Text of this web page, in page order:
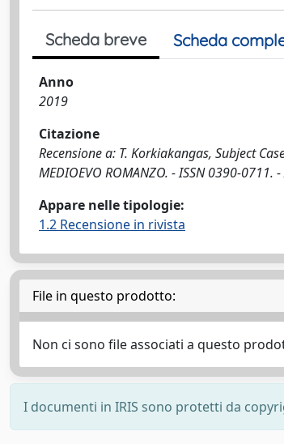
Scheda breve Scheda
Anno
2019
Citazione
Recensione a: T. Korkiakangas, Subject
MEDIOEVO ROMANZO. - ISSN 0390-
Appare nelle tipologie:
1.2 Recensione in rivista
File in questo prodotto:
Non ci sono file associati a questo
I documenti in IRIS sono protetti da